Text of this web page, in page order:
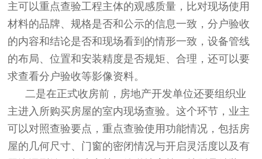
主可以重点查验工程主体的观感质量，比对现场使用
材料的品牌、规格是否和公示的信息一致，分户验收
的内容和结论是否和现场看到的情形一致，设备管线
的布局、位置和安装精度是否规矩、合理，还可以要
求查看分户验收等影像资料。
二是在正式收房前，房地产开发单位还要组织业
主进入所购买房屋的室内现场查验。这个环节，业主
可以对照查验要点，重点查验使用功能情况，包括房
屋的几何尺寸、门窗的密闭情况与开启灵活度以及有